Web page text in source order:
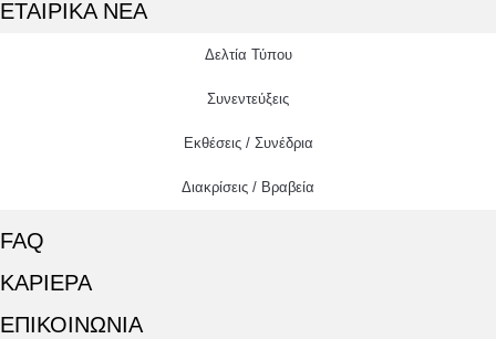
ΕΤΑΙΡΙΚΑ ΝΕΑ
Δελτία Τύπου
Συνεντεύξεις
Εκθέσεις / Συνέδρια
Διακρίσεις / Βραβεία
FAQ
ΚΑΡΙΕΡΑ
ΕΠΙΚΟΙΝΩΝΙΑ